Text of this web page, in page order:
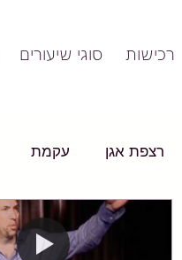
רכישות סוגי שיעורים
רצפת אגן עקמת